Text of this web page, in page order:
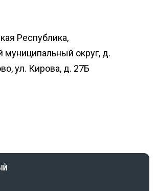
Республика,
округ, д.
ул. Кирова, д. 27Б